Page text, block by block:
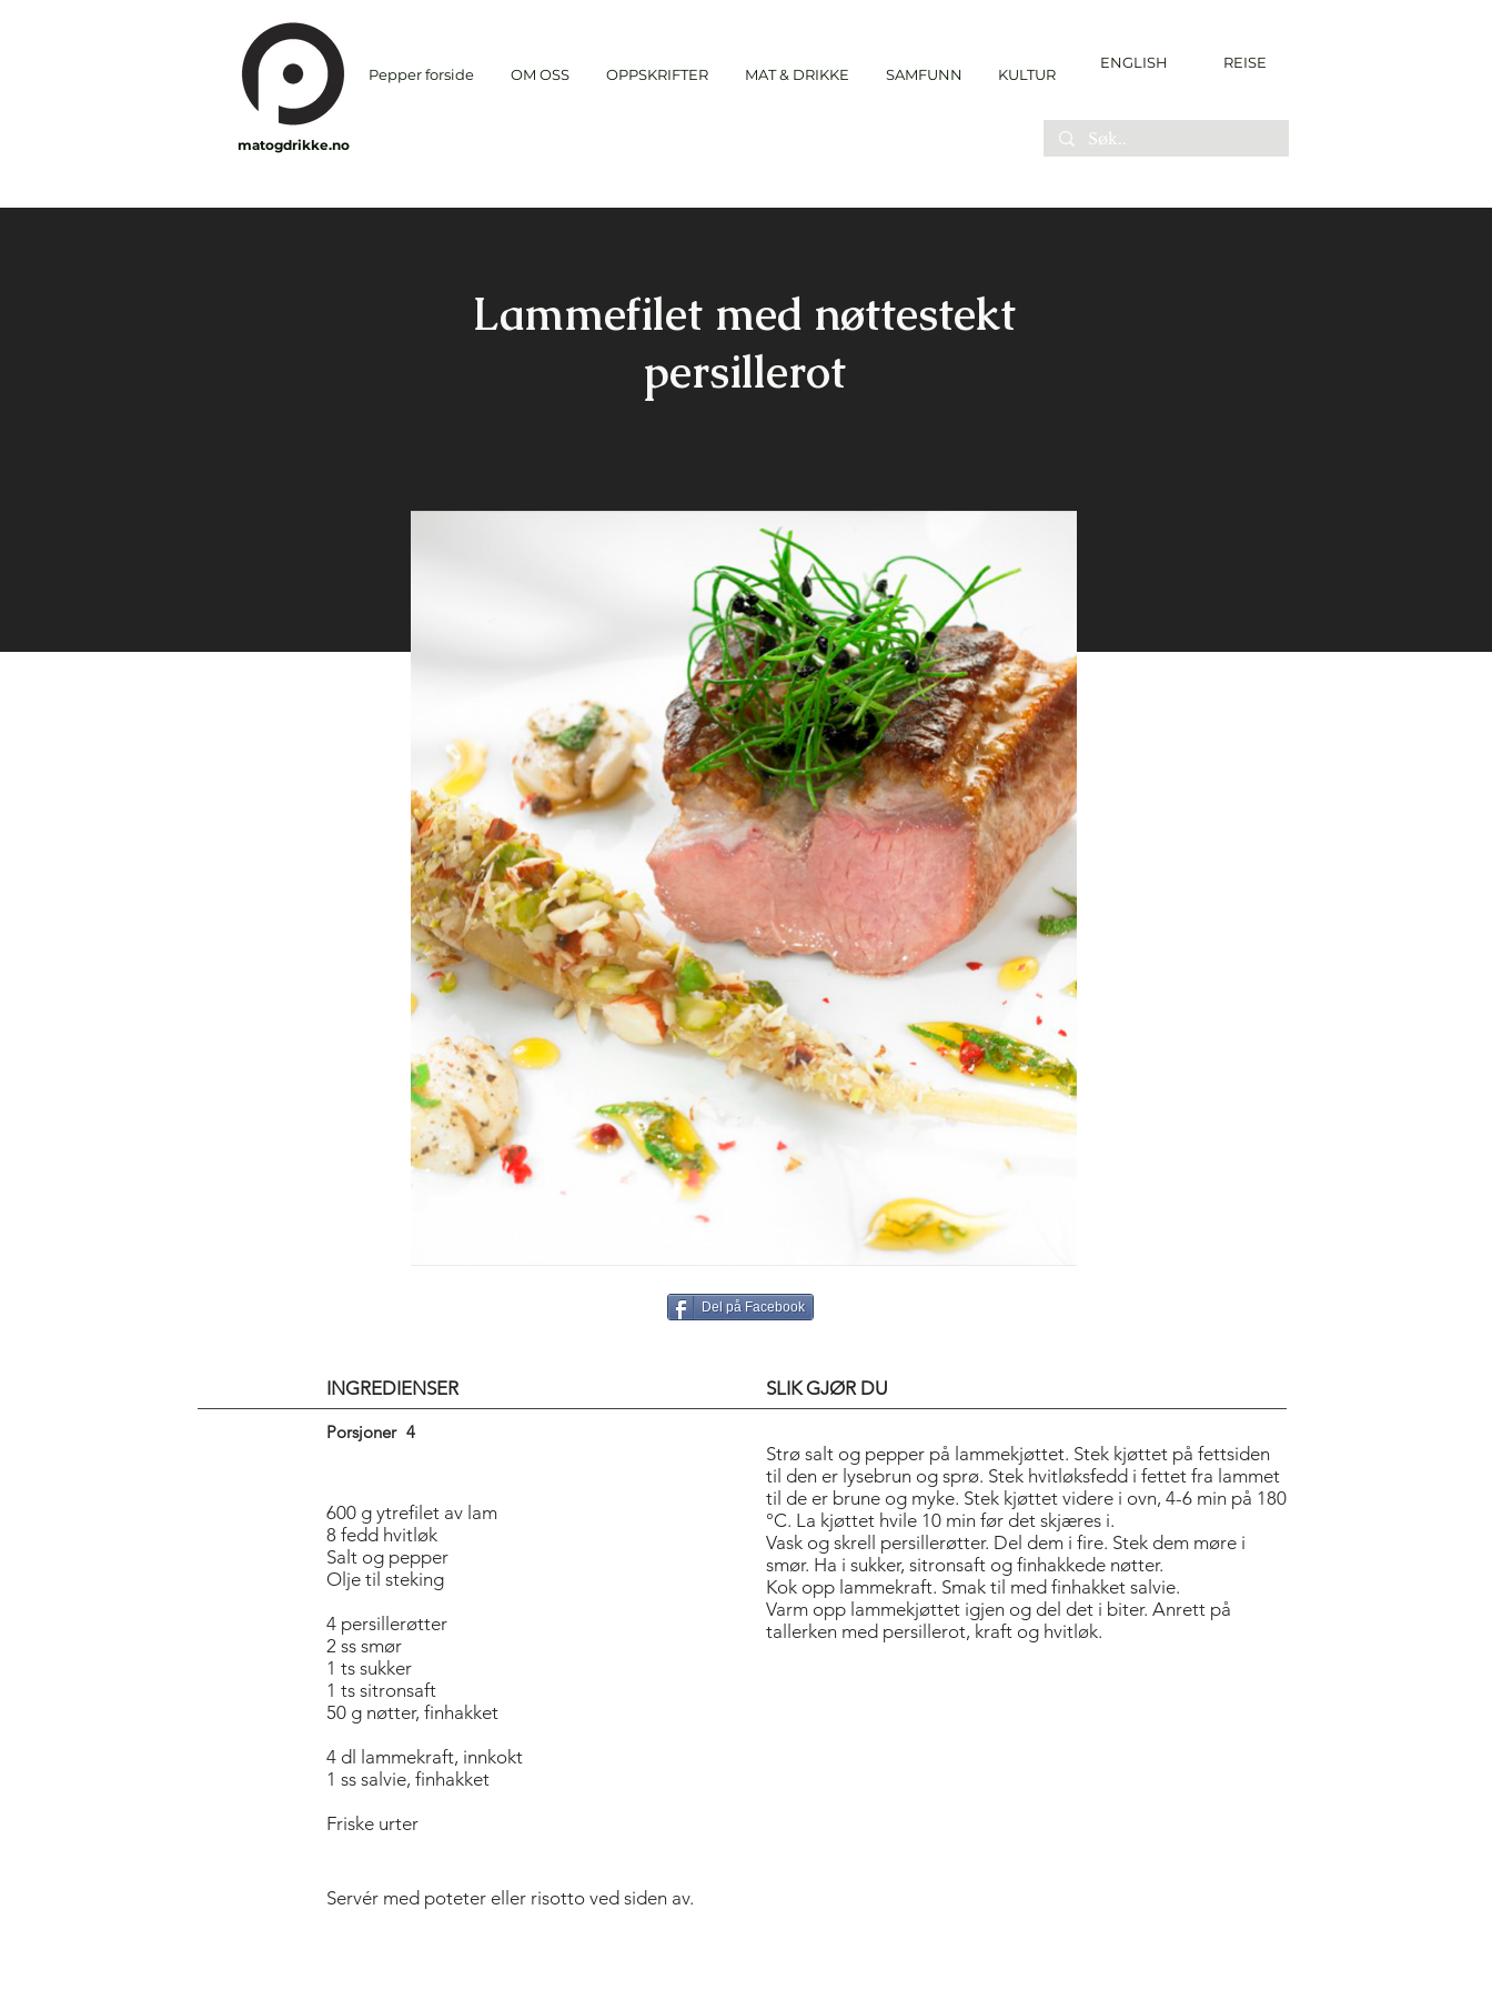
Pepper forside OM OSS OPPSKRIFTER MAT & DRIKKE SAMFUNN KULTUR
ENGLISH REISE
matogdrikke.no
Lammefilet med nøttestekt
persillerot
Del på Facebook
INGREDIENSER SLIK GJØR DU
Porsjoner 4
600 g ytrefilet av lam
8 fedd hvitløk
Salt og pepper
Olje til steking
4 persillerøtter
2 ss smør
1 ts sukker
1 ts sitronsaft
50 g nøtter, finhakket
4 dl lammekraft, innkokt
1 ss salvie, finhakket
Friske urter
Strø salt og pepper på lammekjøttet. Stek kjøttet på fettsiden
til den er lysebrun og sprø. Stek hvitløksfedd i fettet fra lammet
til de er brune og myke. Stek kjøttet videre i ovn, 4-6 min på 180
°C. La kjøttet hvile 10 min før det skjæres i.
Vask og skrell persillerøtter. Del dem i fire. Stek dem møre i
smør. Ha i sukker, sitronsaft og finhakkede nøtter.
Kok opp lammekraft. Smak til med finhakket salvie.
Varm opp lammekjøttet igjen og del det i biter. Anrett på
tallerken med persillerot, kraft og hvitløk.
Servér med poteter eller risotto ved siden av.